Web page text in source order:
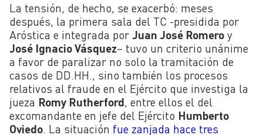
La tensión, de hecho, se exacerbó: meses
después, la primera sala del TC -presidida por
Aróstica e integrada por Juan José Romero y
José Ignacio Vásquez– tuvo un criterio unánime
a favor de paralizar no solo la tramitación de
casos de DD.HH., sino también los procesos
relativos al fraude en el Ejército que investiga la
jueza Romy Rutherford , entre ellos el del
excomandante en jefe del Ejército Humberto
Oviedo . La situación fue zanjada hace tres